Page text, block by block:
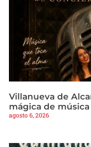
Villanueva de
mágica de
agosto 6, 2026